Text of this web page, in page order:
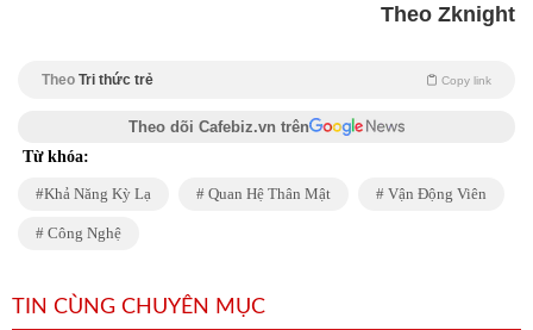
Theo Zknight
Theo Tri thức trẻ Copy link
Theo dõi Cafebiz.vn trên
Từ khóa:
Khả Năng Kỳ Lạ Quan Hệ Thân Mật Vận Động Viên
Công Nghệ
TIN CÙNG CHUYÊN MỤC